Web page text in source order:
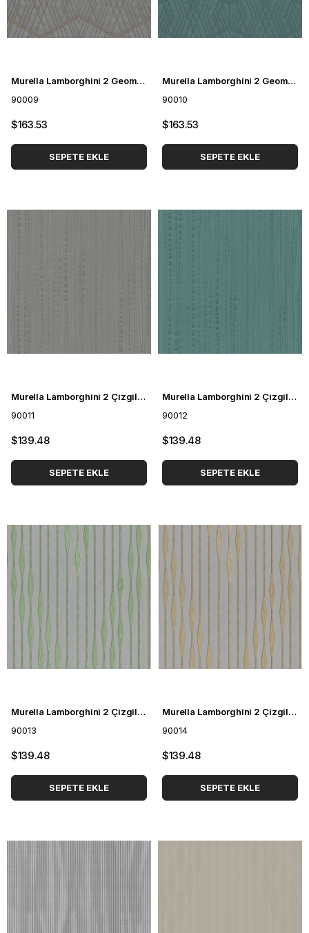
Murella Lamborghini 2 Geometrik Desenli Duvar Kağıdı 90009
90009
$163.53
SEPETE EKLE
Murella Lamborghini 2 Geometrik Desenli Duvar Kağıdı 90010
90010
$163.53
SEPETE EKLE
Murella Lamborghini 2 Çizgili Duvar Kağıdı 90011
90011
$139.48
SEPETE EKLE
Murella Lamborghini 2 Çizgili Duvar Kağıdı 90012
90012
$139.48
SEPETE EKLE
Murella Lamborghini 2 Çizgili Duvar Kağıdı 90013
90013
$139.48
SEPETE EKLE
Murella Lamborghini 2 Çizgili Duvar Kağıdı 90014
90014
$139.48
SEPETE EKLE